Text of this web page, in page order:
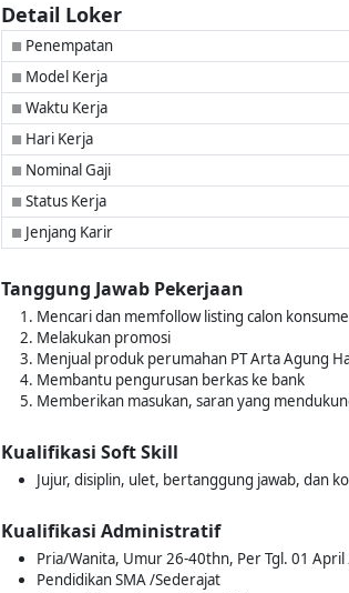
Detail Loker
■ Penempatan
■ Model Kerja
■ Waktu Kerja
■ Hari Kerja
■ Nominal Gaji
■ Status Kerja
■ Jenjang Karir
Tanggung Jawab Pekerjaan
Mencari dan memfollow listing calon
Melakukan promosi
Menjual produk perumahan PT Arta Agung
Membantu pengurusan berkas ke bank
Memberikan masukan, saran yang
Kualifikasi Soft Skill
Jujur, disiplin, ulet, bertanggung jawab, dan
Kualifikasi Administratif
Pria/Wanita, Umur 26-40thn, Per Tgl. 01 April
Pendidikan SMA /Sederajat